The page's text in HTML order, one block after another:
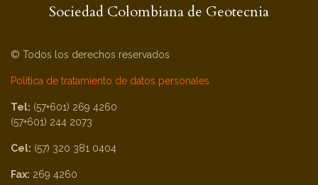
Sociedad Colombiana de Geotecnia
© Todos los derechos reservados
Política de tratamiento de datos personales
Tel: (57+601) 269 4260
(57+601) 244 2073
Cel: (57) 320 381 0404
Fax: 269 4260